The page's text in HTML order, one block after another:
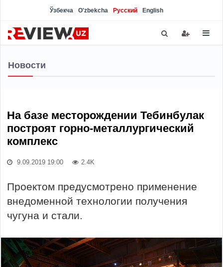
Ўзбекча O'zbekcha Русский English
Новости
На базе месторождении Тебинбулак
построят горно-металлургический
комплекс
9.09.2019 19:00 2.4K
Проектом предусмотрено применение
внедоменной технологии получения
чугуна и стали.